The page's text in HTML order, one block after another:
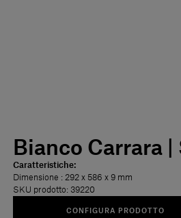
Bianco Carrara
CONFIGURA PRODOTTO
Caratteristiche:
Dimensione : 292 x 586 x 9 mm
SKU prodotto: 39220